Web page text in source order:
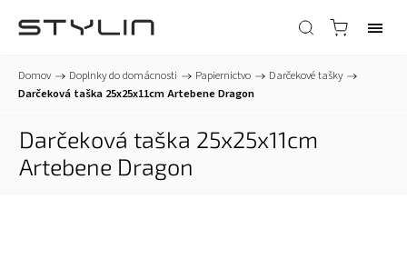
Domov / Doplnky do domácnosti / Papiernictvo / Darčekové tašky /
Darčeková taška 25x25x11cm Artebene Dragon
Darčeková taška 25x25x11cm
Artebene Dragon